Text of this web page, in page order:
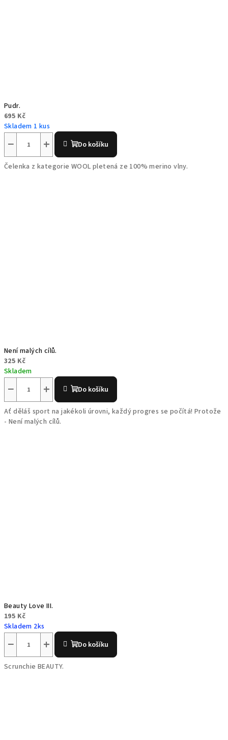
Pudr.
695 Kč
Skladem 1 kus
+
− Do košíku
Čelenka z kategorie WOOL pletená ze 100% merino vlny.
Není malých cílů.
325 Kč
Skladem
+
− Do košíku
Ať děláš sport na jakékoli úrovni, každý progres se počítá! Protože
- Není malých cílů.
Beauty Love III.
195 Kč
Skladem 2ks
+
− Do košíku
Scrunchie BEAUTY.